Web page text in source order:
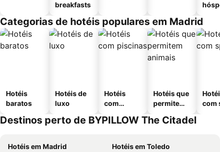
breakfasts
Categorias de hotéis populares em Madrid
Hotéis
baratos
Hotéis de
luxo
Hotéis
com
Hotéis que
permitem
com
Destinos perto de BYPILLOW The Citadel
Hotéis em Madrid
Hotéis em Toledo